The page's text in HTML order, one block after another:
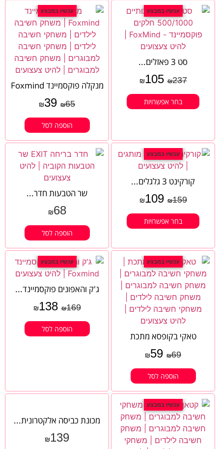
עכשיו במבצע
סט 3 פאזלים...
₪237
₪105
בחר אפשרויות
עכשיו במבצע
מנקלה פוקסמיינד Foxmind
₪65
₪39
הוספה לסל
עכשיו במבצע
קורקינט 3 גלגלים...
₪159
₪109
בחר אפשרויות
שר הטבעות חדר...
₪68
הוספה לסל
עכשיו במבצע
טאקי בקופסא מתכת
₪69
₪59
הוספה לסל
עכשיו במבצע
ג'ק והאפונים פוקסמיינד...
₪169
₪138
הוספה לסל
עכשיו במבצע
מכונת כביסה אלקטרונית...
₪139